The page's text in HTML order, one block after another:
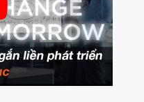
Máy In 3D FDM Để Bàn & Công
Nghiệp
Bio Printer – In 3D Sinh Học Ứng
Dụng Lâm Sàng
Máy Quét 3D